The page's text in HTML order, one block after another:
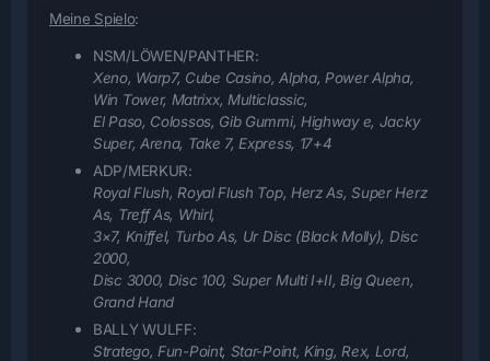
Meine Spielo:
NSM/LÖWEN/PANTHER:
Xeno, Warp7, Cube Casino, Alpha, Power Alpha,
Win Tower, Matrixx, Multiclassic,
El Paso, Colossos, Gib Gummi, Highway e, Jacky
Super, Arena, Take 7, Express, 17+4
ADP/MERKUR:
Royal Flush, Royal Flush Top, Herz As, Super Herz
As, Treff As, Whirl,
3×7, Kniffel, Turbo As, Ur Disc (Black Molly), Disc
2000,
Disc 3000, Disc 100, Super Multi I+II, Big Queen,
Grand Hand
BALLY WULFF:
Stratego, Fun-Point, Star-Point, King, Rex, Lord,